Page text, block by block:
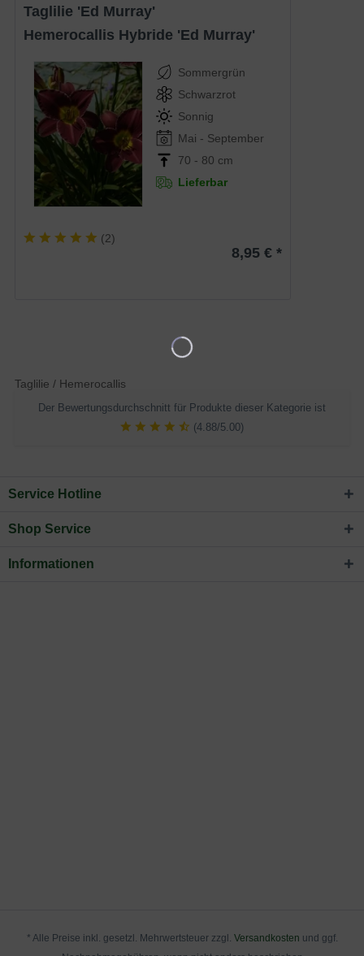
Taglilie 'Ed Murray'
Hemerocallis Hybride 'Ed Murray'
Sommergrün
Schwarzrot
Sonnig
Mai - September
70 - 80 cm
Lieferbar
(2)
8,95 € *
Taglilie / Hemerocallis
Der Bewertungsdurchschnitt für Produkte dieser Kategorie ist
(4.88/5.00)
Service Hotline
Shop Service
Informationen
* Alle Preise inkl. gesetzl. Mehrwertsteuer zzgl. Versandkosten und ggf.